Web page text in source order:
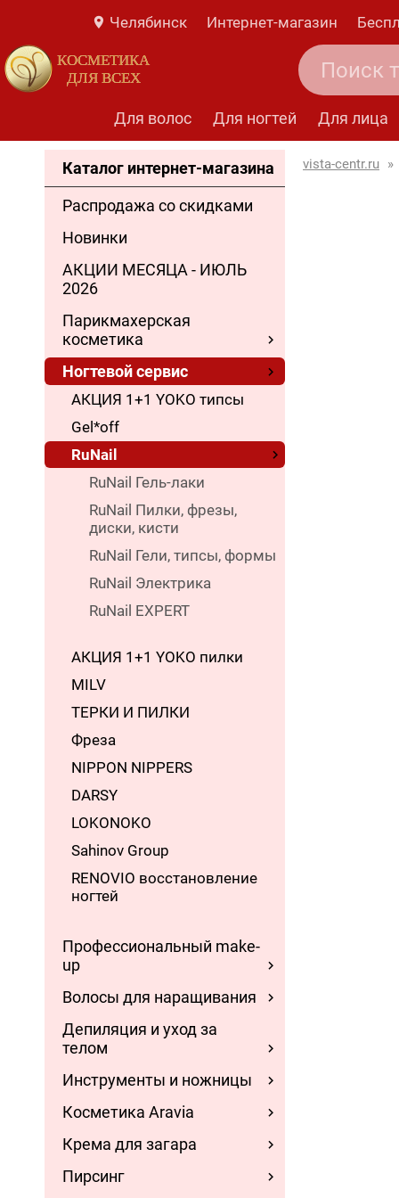
Челябинск Интернет-магазин
КОСМЕТИКА
ДЛЯ ВСЕХ
Для волос Для ногтей Для лица
Каталог интернет-магазина
Распродажа со скидками
Новинки
АКЦИИ МЕСЯЦА - ИЮЛЬ
2026
Парикмахерская
косметика
Ногтевой сервис
АКЦИЯ 1+1 YOKO типсы
Gel*off
RuNail
RuNail Гель-лаки
RuNail Пилки, фрезы,
диски, кисти
RuNail Гели, типсы, формы
RuNail Электрика
RuNail EXPERT
АКЦИЯ 1+1 YOKO пилки
MILV
ТЕРКИ И ПИЛКИ
Фреза
NIPPON NIPPERS
DARSY
LOKONOKO
Sahinov Group
RENOVIO восстановление
ногтей
Профессиональный make-
up
Волосы для наращивания
Депиляция и уход за
телом
Инструменты и ножницы
Косметика Aravia
Крема для загара
Пирсинг
vista-centr.ru »